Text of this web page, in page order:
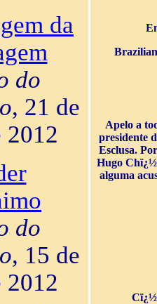
da
do
, 21 de
2012
do
, 15 de
2012
Apelo a
presidente
Esclusa.
Hugo
alguma